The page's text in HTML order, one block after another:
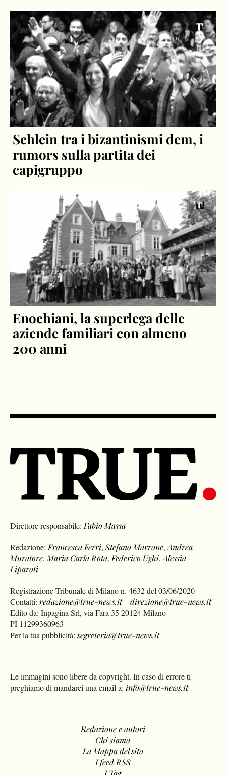
Schlein tra i bizantinismi dem, i
rumors sulla partita dei
capigruppo
Enochiani, la superlega delle
aziende familiari con almeno
200 anni
Direttore responsabile: Fabio Massa
Redazione: Francesca Ferri,Stefano Marrone,Andrea
Muratore, Maria Carla Rota, Federico Ughi,Alessia
Liparoti
Registrazione Tribunale di Milano n. 4632 del 03/06/2020
Contatti:redazione@true-news.it–direzione@true-news.it
Edito da: Inpagina Srl, via Fara 35 20124 Milano
PI 11299360963
Per la tua pubblicità:segreteria@true-news.it
Le immagini sono libere da copyright. In caso di errore ti
preghiamo di mandarci una email a: info@true-news.it
Redazione e autori
Chi siamo
La Mappa del sito
I feed RSS